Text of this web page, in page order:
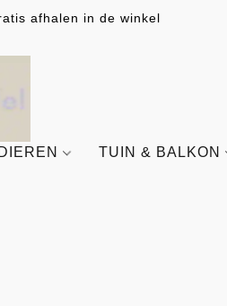
afhalen in de winkel
TUIN & BALKON